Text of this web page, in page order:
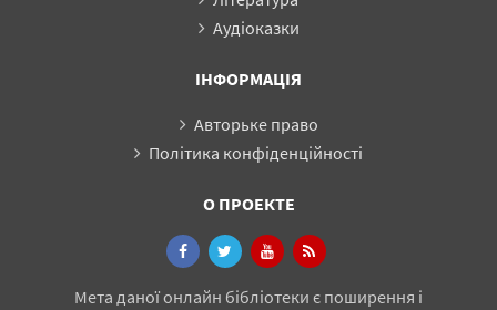
Аудіоказки
ІНФОРМАЦІЯ
Авторьке право
Політика конфіденційності
О ПРОЕКТЕ
Мета даної онлайн бібліотеки є поширення і